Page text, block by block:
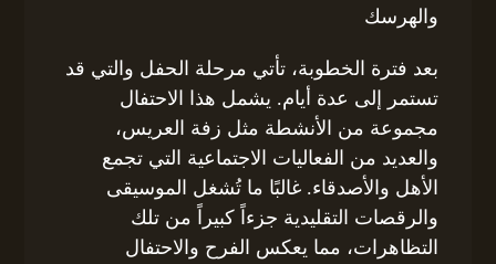
والهرسك
بعد فترة الخطوبة، تأتي مرحلة الحفل والتي قد
تستمر إلى عدة أيام. يشمل هذا الاحتفال
مجموعة من الأنشطة مثل زفة العريس،
والعديد من الفعاليات الاجتماعية التي تجمع
الأهل والأصدقاء. غالبًا ما تُشغل الموسيقى
والرقصات التقليدية جزءاً كبيراً من تلك
التظاهرات، مما يعكس الفرح والاحتفال